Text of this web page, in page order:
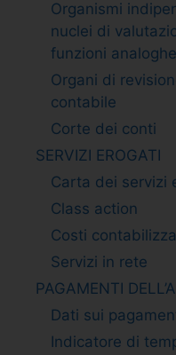
Organismi
nuclei di
funzioni analoghe
Organi di
contabile
Corte dei conti
SERVIZI EROGATI
Carta dei servizi
Class action
Costi
Servizi in rete
PAGAMENTI
Dati sui
Indicatore di